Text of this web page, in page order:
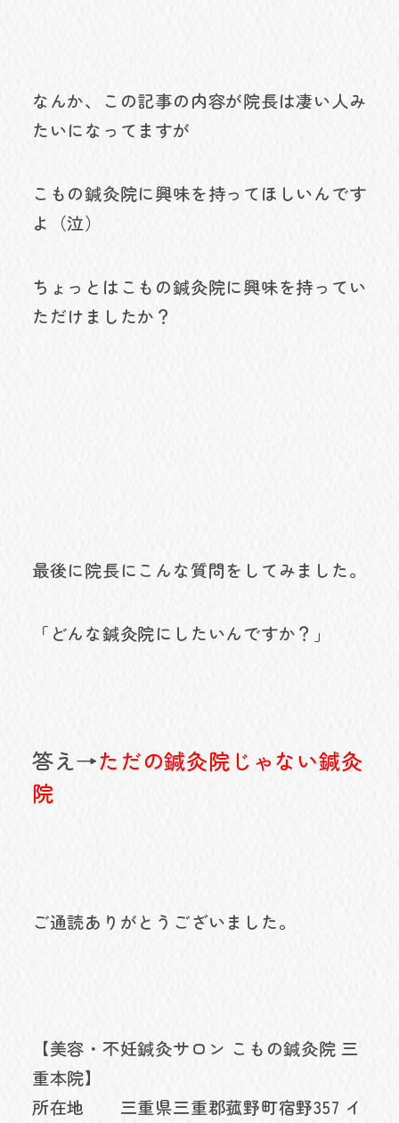
なんか、この記事の内容が院長は凄い人み
たいになってますが
こもの鍼灸院に興味を持ってほしいんです
よ（泣）
ちょっとはこもの鍼灸院に興味を持ってい
ただけましたか？
最後に院長にこんな質問をしてみました。
「どんな鍼灸院にしたいんですか？」
答え→ただの鍼灸院じゃない鍼灸
院
ご通読ありがとうございました。
【美容・不妊鍼灸サロン こもの鍼灸院 三
重本院】
所在地 三重県三重郡菰野町宿野357 イ